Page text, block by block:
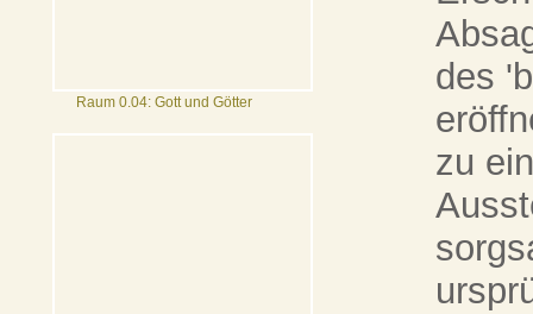
Raum 0.04: Gott und Götter
des
zu